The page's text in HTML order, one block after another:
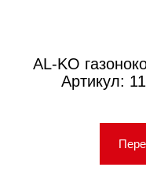
AL-KO
Артикул: